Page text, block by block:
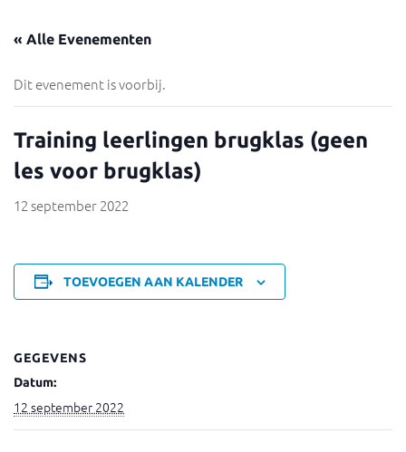
« Alle Evenementen
Dit evenement is voorbij.
Training leerlingen brugklas (geen
les voor brugklas)
12 september 2022
TOEVOEGEN AAN KALENDER
GEGEVENS
Datum:
12 september 2022